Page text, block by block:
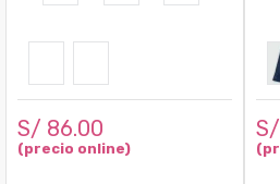
S/ 86.00 S/